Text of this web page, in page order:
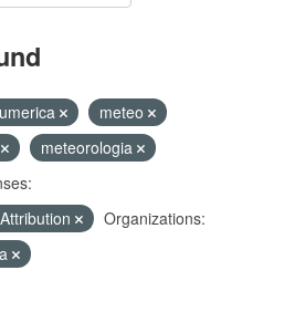
meteo
meteorologia
Organizations: